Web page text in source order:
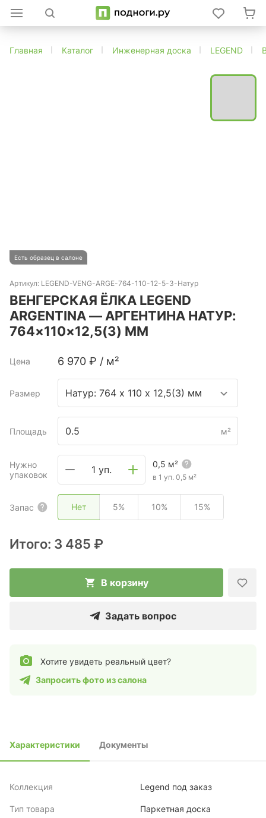
Главная Каталог Инженерная доска LEGEND
Есть образец в салоне
Артикул: LEGEND-VENG-ARGE-764-110-12-5-3-Натур
ВЕНГЕРСКАЯ ЁЛКА LEGEND
ARGENTINA — АРГЕНТИНА НАТУР:
764×110×12,5(3) ММ
Цена 6 970 ₽ / м²
Размер Натур: 764 х 110 х 12,5(3) мм
Площадь м²
Нужно
упаковок
1 уп. 0,5 м²
в 1 уп. 0,5 м²
Запас Нет 5% 10% 15%
Итого: 3 485 ₽
В корзину
Задать вопрос
Хотите увидеть реальный цвет?
Запросить фото из салона
Характеристики Документы
Коллекция Legend под заказ
Тип товара Паркетная доска